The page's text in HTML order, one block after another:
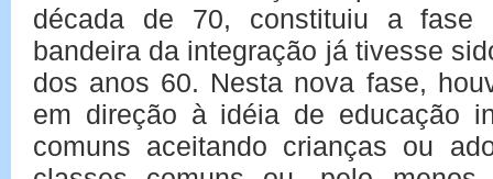
década de 70, constituiu a fase
bandeira da integração já tivesse
dos anos 60. Nesta nova fase,
em direção à idéia de educação
comuns aceitando crianças ou